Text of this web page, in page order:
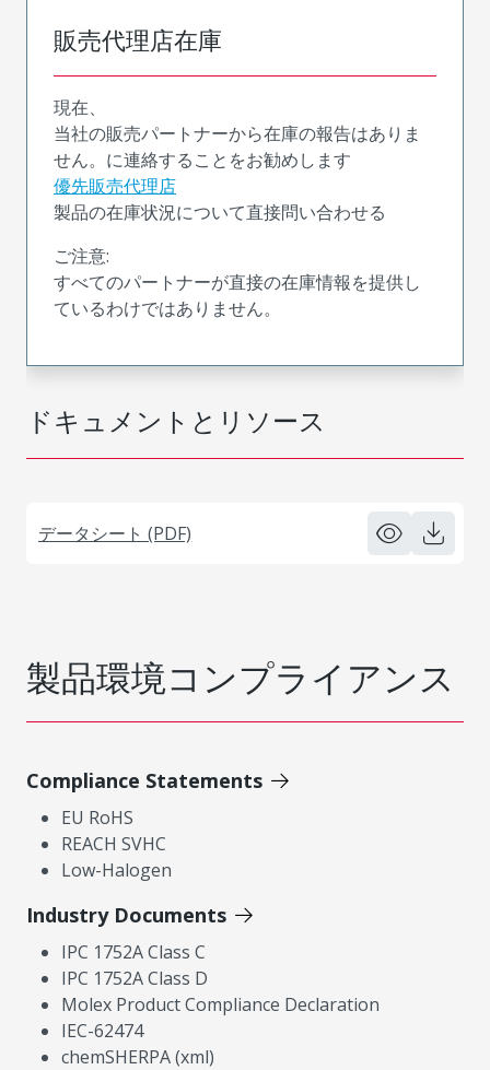
ドキュメントとリソース
データシート (PDF)
販売代理店在庫
現在、
当社の販売パートナーから在庫の報告はありま
せん。に連絡することをお勧めします
優先販売代理店
製品の在庫状況について直接問い合わせる
ご注意:
すべてのパートナーが直接の在庫情報を提供し
ているわけではありません。
製品環境コンプライアンス
Compliance Statements
EU RoHS
REACH SVHC
Low-Halogen
Industry Documents
IPC 1752A Class C
IPC 1752A Class D
Molex Product Compliance Declaration
IEC-62474
chemSHERPA (xml)